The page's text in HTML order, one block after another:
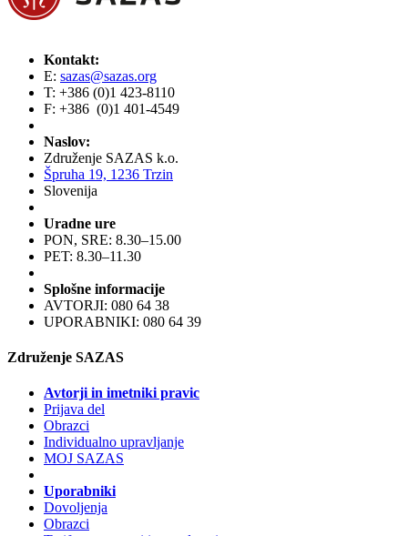
Kontakt:
E: sazas@sazas.org
T: +386 (0)1 423-8110
F: +386 (0)1 401-4549
Naslov:
Združenje SAZAS k.o.
Špruha 19, 1236 Trzin
Slovenija
Uradne ure
PON, SRE: 8.30–15.00
PET: 8.30–11.30
Splošne informacije
AVTORJI: 080 64 38
UPORABNIKI: 080 64 39
Združenje SAZAS
Avtorji in imetniki pravic
Prijava del
Obrazci
Individualno upravljanje
MOJ SAZAS
Uporabniki
Dovoljenja
Obrazci